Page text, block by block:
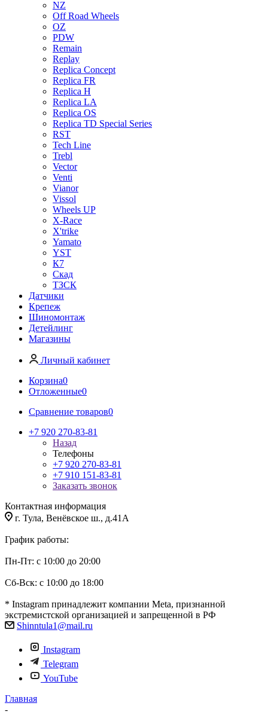
NZ
Off Road Wheels
OZ
PDW
Remain
Replay
Replica Concept
Replica FR
Replica H
Replica LA
Replica OS
Replica TD Special Series
RST
Tech Line
Trebl
Vector
Venti
Vianor
Vissol
Wheels UP
X-Race
X'trike
Yamato
YST
К7
Скад
ТЗСК
Датчики
Крепеж
Шиномонтаж
Детейлинг
Магазины
Личный кабинет
Корзина0
Отложенные0
Сравнение товаров0
+7 920 270-83-81
Назад
Телефоны
+7 920 270-83-81
+7 910 151-83-81
Заказать звонок
Контактная информация
г. Тула, Венёвское ш., д.41А
График работы:
Пн-Пт: с 10:00 до 20:00
Сб-Вск: с 10:00 до 18:00
* Instagram принадлежит компании Meta, признанной
экстремистской организацией и запрещенной в РФ
Shinntula1@mail.ru
Instagram
Telegram
YouTube
Главная
-